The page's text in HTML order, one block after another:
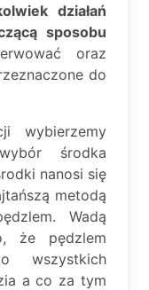
działań
sposobu
oraz
do
wybierzemy
środka
nanosi się
metodą
Wadą
że pędzlem
wszystkich
a co za tym